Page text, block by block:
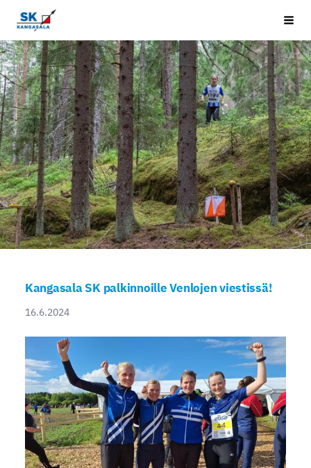
Siirry
sivun
sisältöön
Kangasala SK
Kangasala SK palkinnoille Venlojen viestissä!
16.6.2024